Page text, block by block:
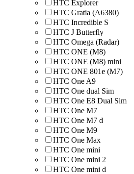
HTC Explorer
HTC Gratia (A6380)
HTC Incredible S
HTC J Butterfly
HTC Omega (Radar)
HTC ONE (M8)
HTC ONE (M8) mini
HTC ONE 801e (M7)
HTC One A9
HTC One dual Sim
HTC One E8 Dual Sim
HTC One M7
HTC One M7 d
HTC One M9
HTC One Max
HTC One mini
HTC One mini 2
HTC One mini d